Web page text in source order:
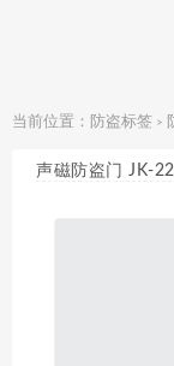
当前位置： 防盗标签 >
声磁防盗门 JK-